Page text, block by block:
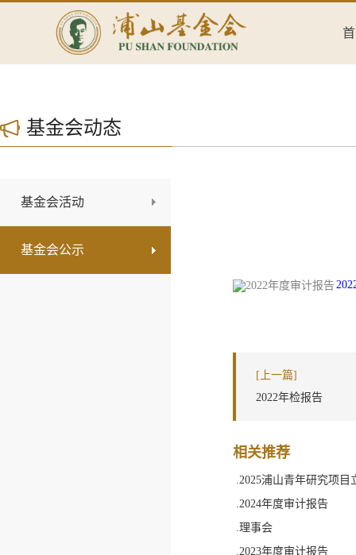
基金会动态
基金会活动
基金会公示
[上一篇]
2022年检报告
相关推荐
.2025浦山青年研究项目
.2024年度审计报告
.理事会
.2023年度审计报告